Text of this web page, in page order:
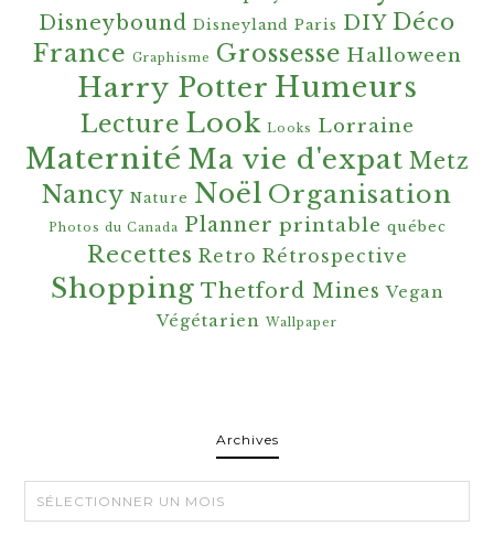
Disneybound Disneyland Paris DIY Déco
France Graphisme Grossesse Halloween
Harry Potter Humeurs
Lecture Look Looks Lorraine
Maternité Ma vie d'expat Metz
Nancy Nature Noël Organisation
Photos du Canada Planner printable québec
Recettes Retro Rétrospective
Shopping Thetford Mines Vegan
Végétarien
Wallpaper
ArchivesArchives